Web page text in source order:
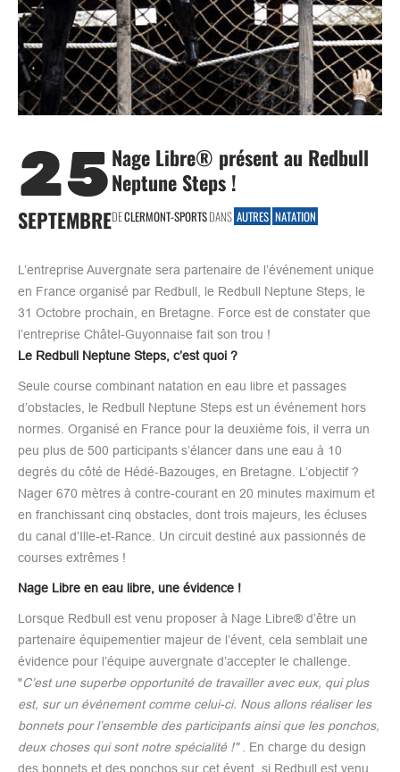
25
SEPTEMBRE
Nage Libre® présent au Redbull
Neptune Steps !
DECLERMONT-SPORTSDANS AUTRES NATATION
L’entreprise Auvergnate sera partenaire de l’événement unique
en France organisé par Redbull, le Redbull Neptune Steps, le
31 Octobre prochain, en Bretagne. Force est de constater que
l’entreprise Châtel-Guyonnaise fait son trou !
Le Redbull Neptune Steps, c’est quoi ?
Seule course combinant natation en eau libre et passages
d’obstacles, le Redbull Neptune Steps est un événement hors
normes. Organisé en France pour la deuxième fois, il verra un
peu plus de 500 participants s’élancer dans une eau à 10
degrés du côté de Hédé-Bazouges, en Bretagne. L’objectif ?
Nager 670 mètres à contre-courant en 20 minutes maximum et
en franchissant cinq obstacles, dont trois majeurs, les écluses
du canal d’Ille-et-Rance. Un circuit destiné aux passionnés de
courses extrêmes !
Nage Libre en eau libre, une évidence !
Lorsque Redbull est venu proposer à Nage Libre® d’être un
partenaire équipementier majeur de l’évent, cela semblait une
évidence pour l’équipe auvergnate d’accepter le challenge.
"C’est une superbe opportunité de travailler avec eux, qui plus
est, sur un événement comme celui-ci. Nous allons réaliser les
bonnets pour l’ensemble des participants ainsi que les ponchos,
deux choses qui sont notre spécialité !". En charge du design
des bonnets et des ponchos sur cet évent, si Redbull est venu